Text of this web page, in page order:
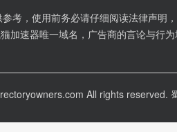
考，使用前务必请仔细阅读法律声明
加速器唯一域名，广告商的言论与行
All rights reserved.